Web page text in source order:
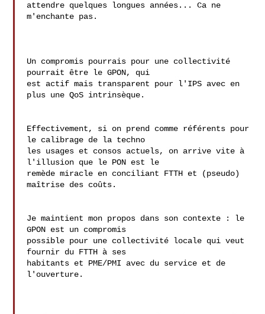
attendre quelques longues années... Ca ne
m'enchante pas.
Un compromis pourrais pour une collectivité
pourrait être le GPON, qui
est actif mais transparent pour l'IPS avec en
plus une QoS intrinsèque.
Effectivement, si on prend comme référents pour
le calibrage de la techno
les usages et consos actuels, on arrive vite à
l'illusion que le PON est le
remède miracle en conciliant FTTH et (pseudo)
maîtrise des coûts.
Je maintient mon propos dans son contexte : le
GPON est un compromis
possible pour une collectivité locale qui veut
fournir du FTTH à ses
habitants et PME/PMI avec du service et de
l'ouverture.